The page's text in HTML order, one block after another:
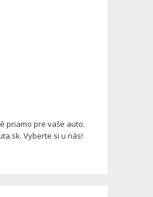
priamo pre vaše auto.
Vyberte si u nás!